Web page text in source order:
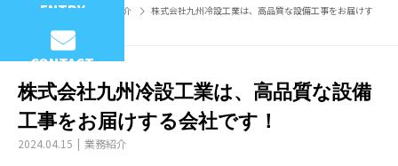
ENTRY
CONTACT
ブログ 業務紹介
株式会社九州冷設工業は、高品質な設備工事をお届けす
る会社です！
株式会社九州冷設工業は、高品質な設備
工事をお届けする会社です！
2024.04.15 業務紹介